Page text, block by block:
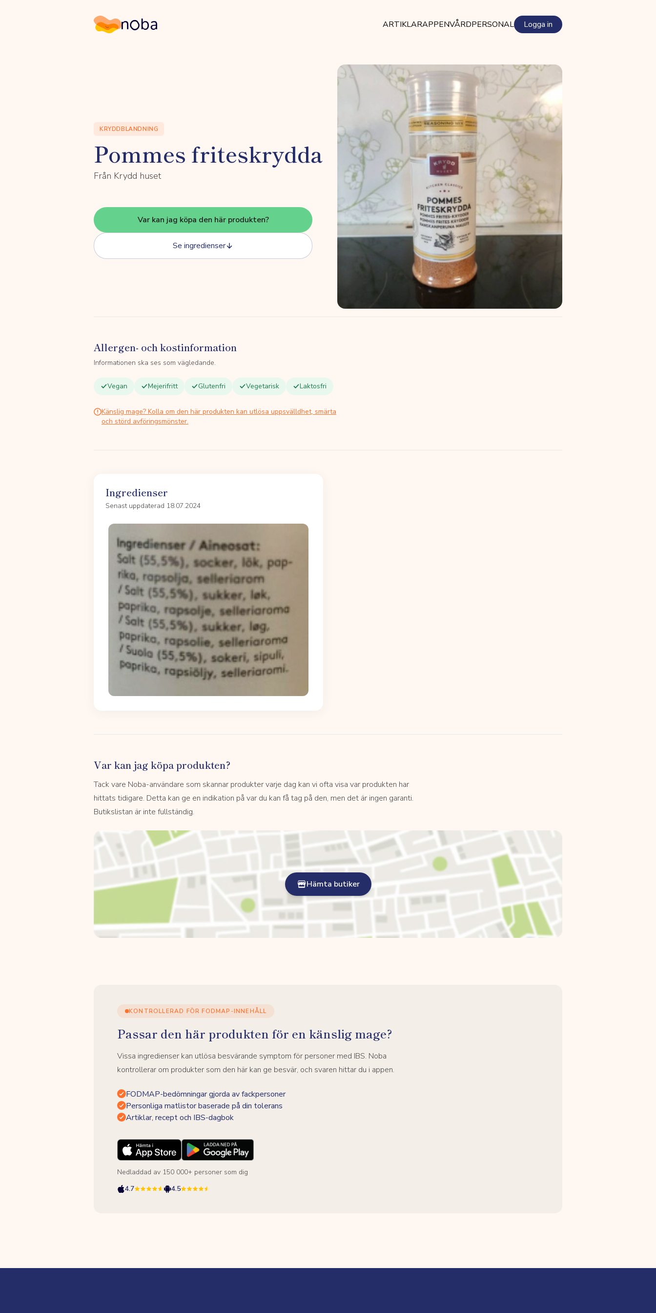
Noba ARTIKLARAPPENVÅRDPERSONAL Logga in
KRYDDBLANDNING
Pommes friteskrydda
Från Krydd huset
Var kan jag köpa den här produkten?
Se ingredienser
Allergen- och kostinformation
Informationen ska ses som vägledande.
Vegan Mejerifritt Glutenfri Vegetarisk Laktosfri
Känslig mage? Kolla om den här produkten kan utlösa uppsvälldhet, smärta
och störd avföringsmönster.
Ingredienser
Senast uppdaterad 18.07.2024
Var kan jag köpa produkten?
Tack vare Noba-användare som skannar produkter varje dag kan vi ofta visa var produkten har
hittats tidigare. Detta kan ge en indikation på var du kan få tag på den, men det är ingen garanti.
Butikslistan är inte fullständig.
Hämta butiker
KONTROLLERAD FÖR FODMAP-INNEHÅLL
Passar den här produkten för en känslig mage?
Vissa ingredienser kan utlösa besvärande symptom för personer med IBS. Noba
kontrollerar om produkter som den här kan ge besvär, och svaren hittar du i appen.
FODMAP-bedömningar gjorda av fackpersoner
Personliga matlistor baserade på din tolerans
Artiklar, recept och IBS-dagbok
Nedladdad av 150 000+ personer som dig
4.7
4.5